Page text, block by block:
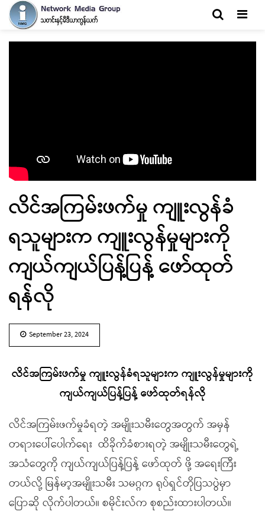
လိင်အကြမ်းဖက်မှု ကျူးလွန်ခံ
ရသူများက ကျူးလွန်မှုများကို
ကျယ်ကျယ်ပြန့်ပြန့် ဖော်ထုတ်
ရန်လို
September 23, 2024
လိင်အကြမ်းဖက်မှု ကျူးလွန်ခံရသူများက ကျူးလွန်မှုများကို
ကျယ်ကျယ်ပြန့်ပြန့် ဖော်ထုတ်ရန်လို
လိင်အကြမ်းဖက်မှုခံရတဲ့ အမျိုးသမီးတွေအတွက် အမှန်
တရားပေါ်ပေါက်ရေး ထိခိုက်ခံစားရတဲ့ အမျိုးသမီးတွေရဲ့
အသံတွေကို ကျယ်ကျယ်ပြန့်ပြန့် ဖော်ထုတ် ဖို့ အရေးကြီး
တယ်လို့ မြန်မာ့အမျိုးသမီး သမဂ္ဂက ရုပ်ရှင်တိုပြသပွဲမှာ
ပြောဆို လိုက်ပါတယ်။ စမိုင်းလ်က စုစည်းထားပါတယ်။